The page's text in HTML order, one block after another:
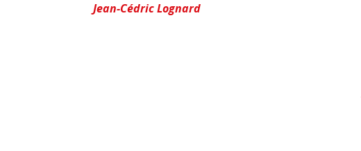
Jean-Cédric Lognard